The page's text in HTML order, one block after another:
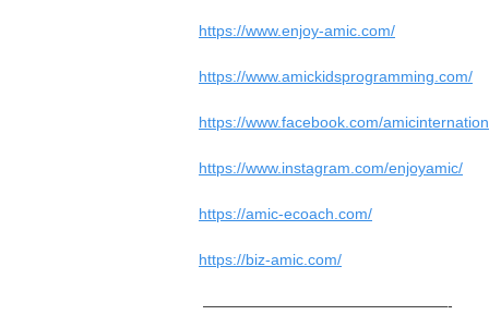
https://www.enjoy-amic.com/
https://www.amickidsprogramming.com/
https://www.facebook.com/
https://www.instagram.com/enjoyamic/
https://amic-ecoach.com/
https://biz-amic.com/
————————————————-